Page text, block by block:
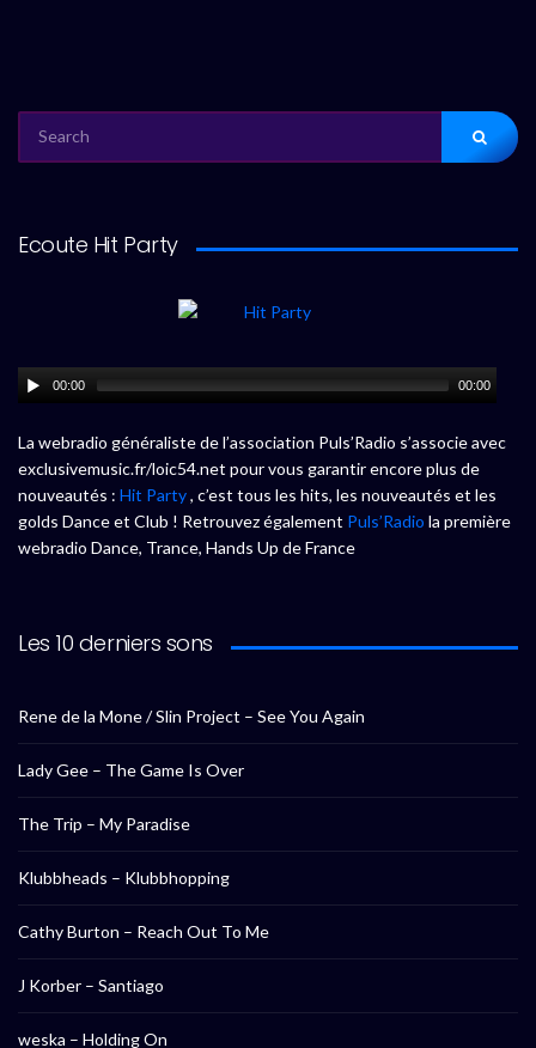
FOR:
Ecoute Hit Party
00:00 00:00
La webradio généraliste de l’association Puls’Radio s’associe avec
exclusivemusic.fr/loic54.net pour vous garantir encore plus de
nouveautés : Hit Party, c’est tous les hits, les nouveautés et les
golds Dance et Club ! Retrouvez également Puls’Radio la première
webradio Dance, Trance, Hands Up de France
Les 10 derniers sons
Rene de la Mone / Slin Project – See You Again
Lady Gee – The Game Is Over
The Trip – My Paradise
Klubbheads – Klubbhopping
Cathy Burton – Reach Out To Me
J Korber – Santiago
weska – Holding On